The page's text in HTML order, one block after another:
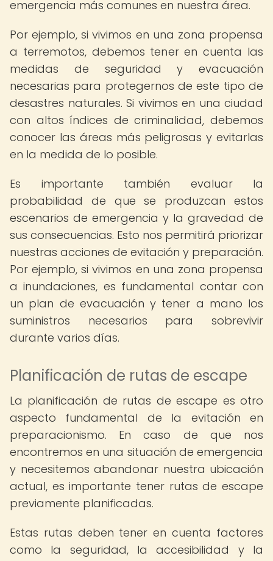
emergencia más comunes en nuestra área.
Por ejemplo, si vivimos en una zona propensa
a terremotos, debemos tener en cuenta las
medidas de seguridad y evacuación
necesarias para protegernos de este tipo de
desastres naturales. Si vivimos en una ciudad
con altos índices de criminalidad, debemos
conocer las áreas más peligrosas y evitarlas
en la medida de lo posible.
Es importante también evaluar la
probabilidad de que se produzcan estos
escenarios de emergencia y la gravedad de
sus consecuencias. Esto nos permitirá priorizar
nuestras acciones de evitación y preparación.
Por ejemplo, si vivimos en una zona propensa
a inundaciones, es fundamental contar con
un plan de evacuación y tener a mano los
suministros necesarios para sobrevivir
durante varios días.
Planificación de rutas de escape
La planificación de rutas de escape es otro
aspecto fundamental de la evitación en
preparacionismo. En caso de que nos
encontremos en una situación de emergencia
y necesitemos abandonar nuestra ubicación
actual, es importante tener rutas de escape
previamente planificadas.
Estas rutas deben tener en cuenta factores
como la seguridad, la accesibilidad y la